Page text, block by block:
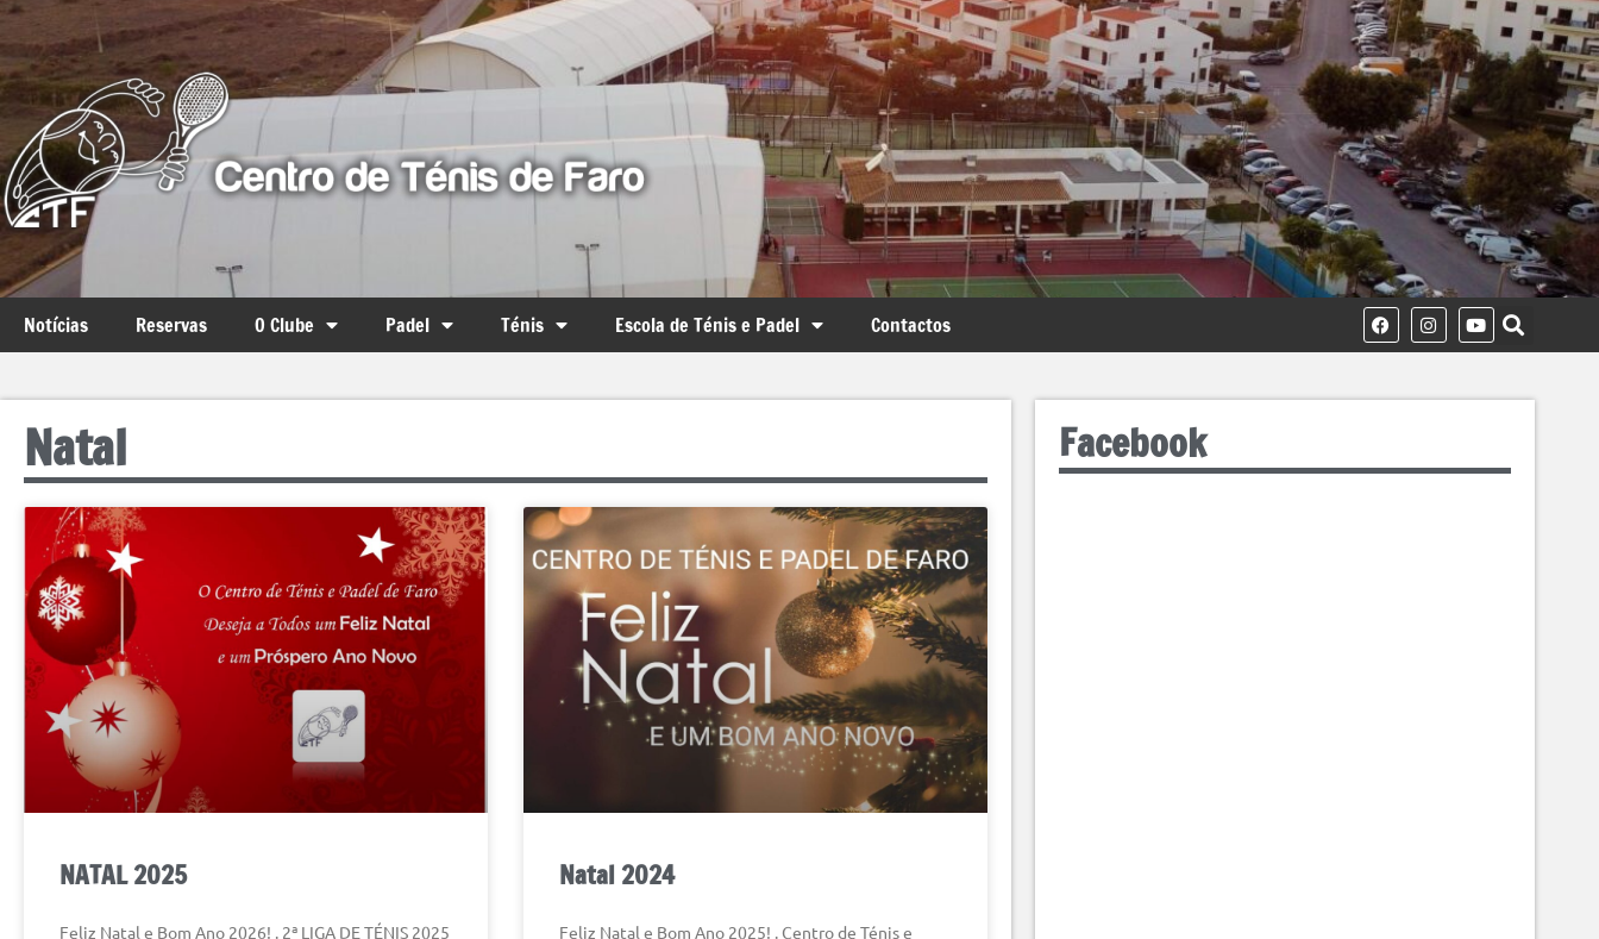
Notícias Reservas O Clube Padel Ténis Escola de Ténis e Padel Contactos
Natal
NATAL 2025
Feliz Natal e Bom Ano 2026! . 2ª LIGA DE TÉNIS 2025
Natal 2024
Feliz Natal e Bom Ano 2025! . Centro de Ténis e
Facebook